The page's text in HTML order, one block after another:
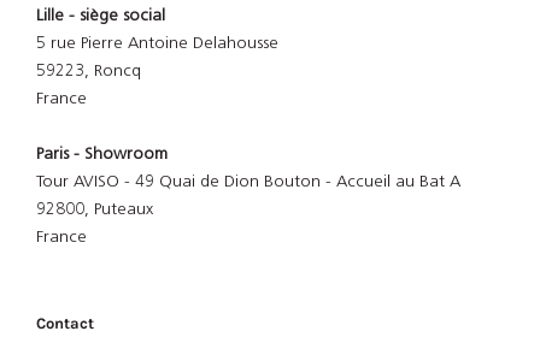
Lille - siège social
5 rue Pierre Antoine Delahousse
59223, Roncq
France
Paris - Showroom
Tour AVISO - 49 Quai de Dion Bouton - Accueil au Bat A
92800, Puteaux
France
Contact